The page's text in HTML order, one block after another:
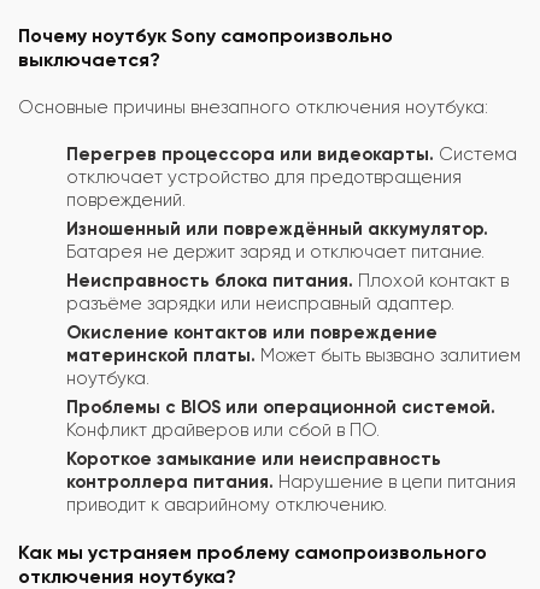
Почему ноутбук Sony самопроизвольно
выключается?
Основные причины внезапного отключения ноутбука:
Перегрев процессора или видеокарты. Система
отключает устройство для предотвращения
повреждений.
Изношенный или повреждённый аккумулятор.
Батарея не держит заряд и отключает питание.
Неисправность блока питания. Плохой контакт в
разъёме зарядки или неисправный адаптер.
Окисление контактов или повреждение
материнской платы. Может быть вызвано залитием
ноутбука.
Проблемы с BIOS или операционной системой.
Конфликт драйверов или сбой в ПО.
Короткое замыкание или неисправность
контроллера питания. Нарушение в цепи питания
приводит к аварийному отключению.
Как мы устраняем проблему самопроизвольного
отключения ноутбука?